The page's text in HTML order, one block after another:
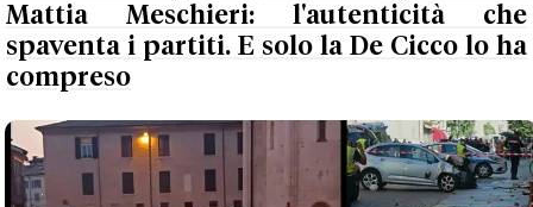
Mattia Meschieri: l'autenticità che
spaventa i partiti. E solo la De Cicco lo ha
compreso